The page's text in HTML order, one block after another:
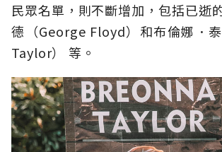
民眾名單，則不斷增加，包括已逝
德（George Floyd）和布倫娜．
Taylor） 等。